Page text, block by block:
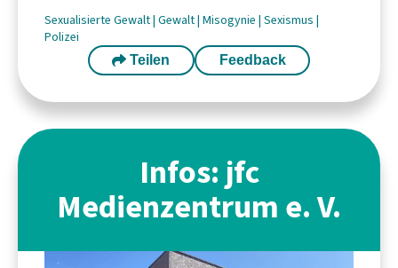
Sexualisierte Gewalt| Gewalt| Misogynie | Sexismus |
Polizei
Teilen Feedback
Infos: jfc
Medienzentrum e. V.